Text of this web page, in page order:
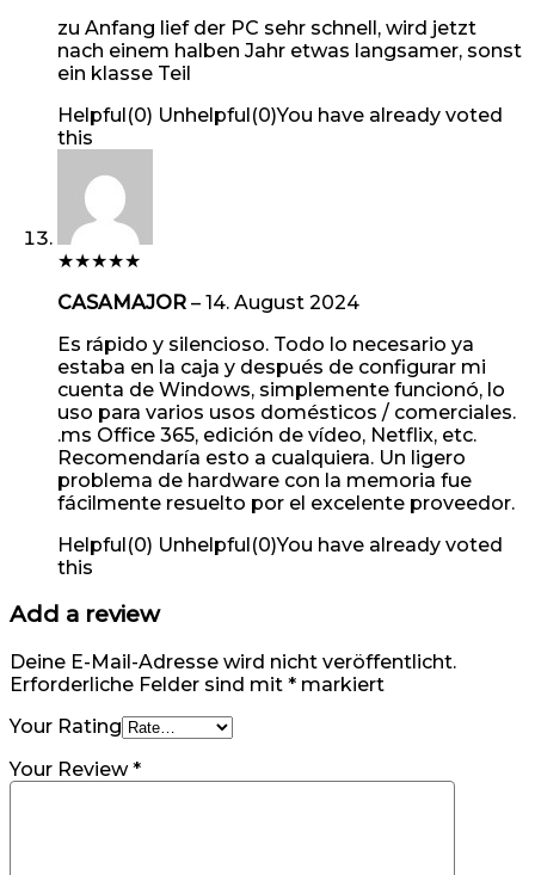
zu Anfang lief der PC sehr schnell, wird jetzt
nach einem halben Jahr etwas langsamer, sonst
ein klasse Teil
Helpful(0) Unhelpful(0)You have already voted
this
★★★★★
CASAMAJOR – 14. August 2024
Es rápido y silencioso. Todo lo necesario ya
estaba en la caja y después de configurar mi
cuenta de Windows, simplemente funcionó, lo
uso para varios usos domésticos / comerciales.
.ms Office 365, edición de vídeo, Netflix, etc.
Recomendaría esto a cualquiera. Un ligero
problema de hardware con la memoria fue
fácilmente resuelto por el excelente proveedor.
Helpful(0) Unhelpful(0)You have already voted
this
Add a review
Deine E-Mail-Adresse wird nicht veröffentlicht.
Erforderliche Felder sind mit * markiert
Your Rating
Your Review*